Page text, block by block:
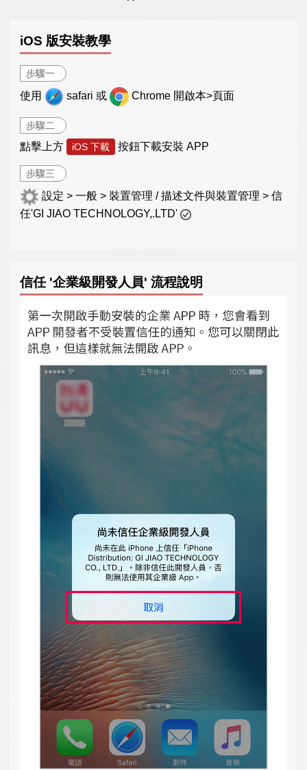
iOS 版安裝教學
步驟一
使用 safari 或 Chrome 開啟本>頁面
步驟二
點擊上方 iOS 下載 按鈕下載安裝 APP
步驟三
設定 > 一般 > 裝置管理 / 描述文件與裝置管理 > 信
任'GI JIAO TECHNOLOGY,.LTD'
信任 '企業級開發人員' 流程說明